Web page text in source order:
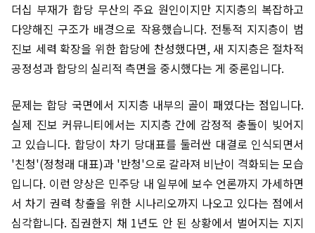
더십 부재가 합당 무산의 주요 원인이지만 지지층의 복잡하고
다양해진 구조가 배경으로 작용했습니다. 전통적 지지층이 범
진보 세력 확장을 위한 합당에 찬성했다면, 새 지지층은 절차적
공정성과 합당의 실리적 측면을 중시했다는 게 중론입니다.
문제는 합당 국면에서 지지층 내부의 골이 패였다는 점입니다.
실제 진보 커뮤니티에서는 지지층 간에 감정적 충돌이 빚어지
고 있습니다. 합당이 차기 당대표를 둘러싼 대결로 인식되면서
'친청'(정청래 대표)과 '반청'으로 갈라져 비난이 격화되는 모습
입니다. 이런 양상은 민주당 내 일부에 보수 언론까지 가세하면
서 차기 권력 창출을 위한 시나리오까지 나오고 있다는 점에서
심각합니다. 집권한지 채 1년도 안 된 상황에서 벌어지는 지지